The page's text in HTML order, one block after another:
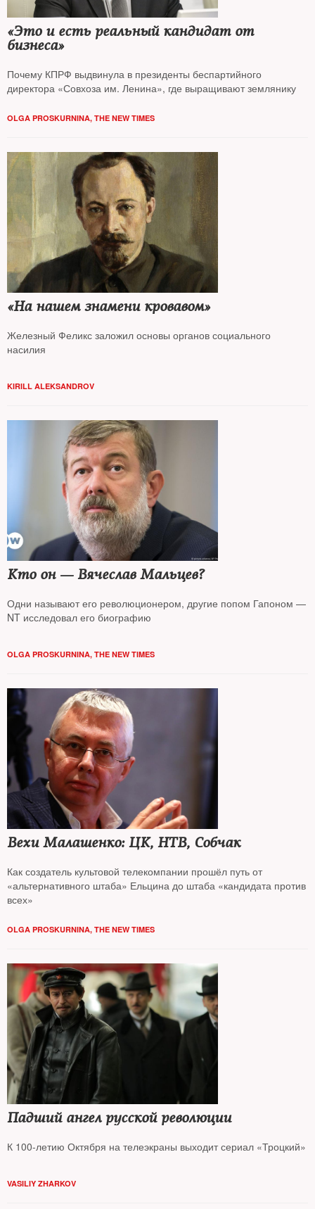
«Это и есть реальный кандидат от
бизнеса»
Почему КПРФ выдвинула в президенты беспартийного
директора «Совхоза им. Ленина», где выращивают землянику
OLGA PROSKURNINA, THE NEW TIMES
«На нашем знамени кровавом»
Железный Феликс заложил основы органов социального
насилия
KIRILL ALEKSANDROV
Кто он — Вячеслав Мальцев?
Одни называют его революционером, другие попом Гапоном —
NT исследовал его биографию
OLGA PROSKURNINA, THE NEW TIMES
Вехи Малашенко: ЦК, НТВ, Собчак
Как создатель культовой телекомпании прошёл путь от
«альтернативного штаба» Ельцина до штаба «кандидата против
всех»
OLGA PROSKURNINA, THE NEW TIMES
Падший ангел русской революции
К 100-летию Октября на телеэкраны выходит сериал «Троцкий»
VASILIY ZHARKOV